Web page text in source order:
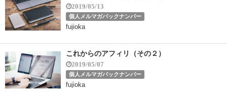
2019/05/13
個人メルマガバックナンバー
fujioka
これからのアフィリ（その２）
2019/05/07
個人メルマガバックナンバー
fujioka